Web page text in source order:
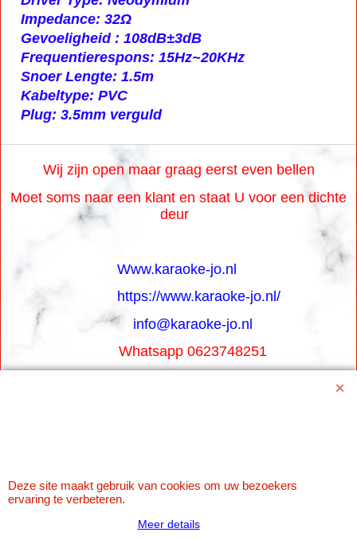
Impedance: 32Ω
Gevoeligheid : 108dB±3dB
Frequentierespons: 15Hz~20KHz
Snoer Lengte: 1.5m
Kabeltype: PVC
Plug: 3.5mm verguld
Wij zijn open maar graag eerst even bellen
Moet soms naar een klant en staat U voor een dichte
deur
Www.karaoke-jo.nl
https://www.karaoke-jo.nl/
info@karaoke-jo.nl
Whatsapp 0623748251
Deze site maakt gebruik van cookies om uw bezoekers
ervaring te verbeteren.
Meer details